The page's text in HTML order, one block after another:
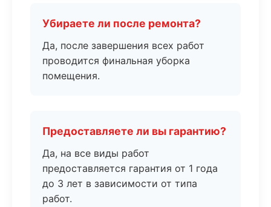
Убираете ли после ремонта?
Да, после завершения всех работ
проводится финальная уборка
помещения.
Предоставляете ли вы гарантию?
Да, на все виды работ
предоставляется гарантия от 1 года
до 3 лет в зависимости от типа
работ.